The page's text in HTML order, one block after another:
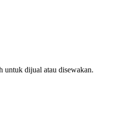
untuk dijual atau disewakan.